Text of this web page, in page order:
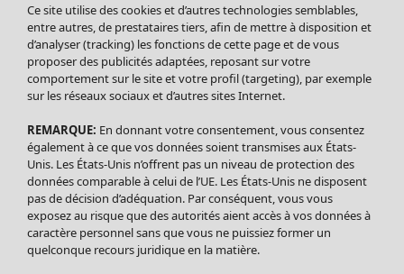
Soldes Vêtements
Tous les vêtements
Robes
Tuniques
Blouses
Tops
Gilets
Pantalon
Jupes
Ce site utilise des cookies et d’autres technologies semblables,
entre autres, de prestataires tiers, afin de mettre à disposition et
d’analyser (tracking) les fonctions de cette page et de vous
proposer des publicités adaptées, reposant sur votre
comportement sur le site et votre profil (targeting), par exemple
sur les réseaux sociaux et d’autres sites Internet.
REMARQUE: En donnant votre consentement, vous consentez
également à ce que vos données soient transmises aux États-
Unis. Les États-Unis n’offrent pas un niveau de protection des
données comparable à celui de l’UE. Les États-Unis ne disposent
pas de décision d’adéquation. Par conséquent, vous vous
exposez au risque que des autorités aient accès à vos données à
caractère personnel sans que vous ne puissiez former un
quelconque recours juridique en la matière.